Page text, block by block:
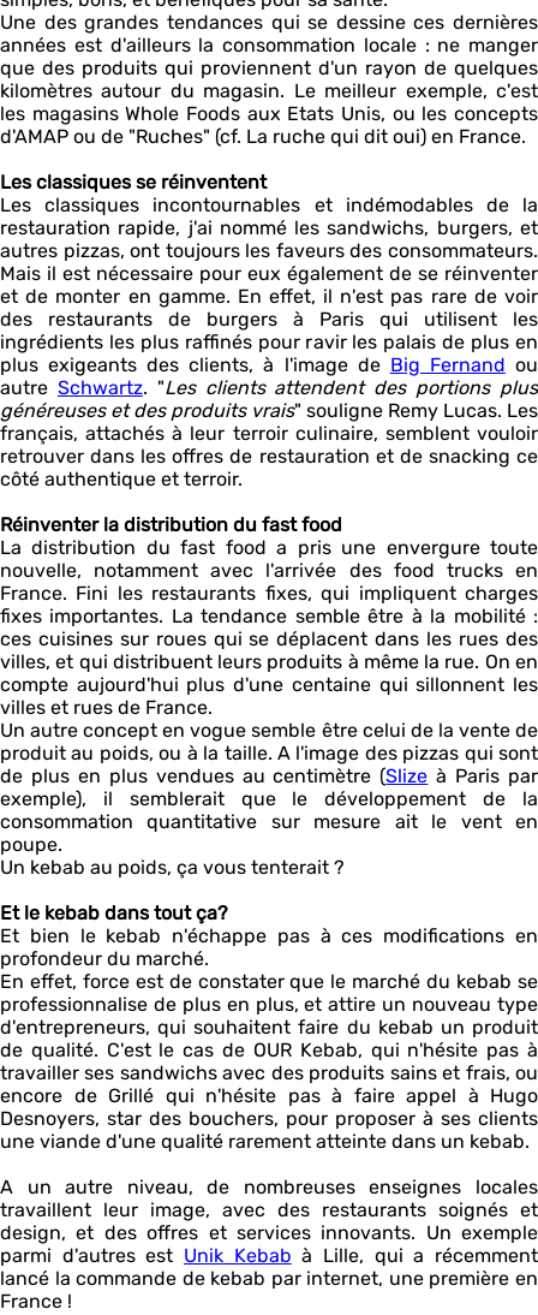
Une des grandes tendances qui se dessine ces dernières
années est d'ailleurs la consommation locale : ne manger
que des produits qui proviennent d'un rayon de quelques
kilomètres autour du magasin. Le meilleur exemple, c'est
les magasins Whole Foods aux Etats Unis, ou les concepts
d'AMAP ou de "Ruches" (cf. La ruche qui dit oui) en France.
Les classiques se réinventent
Les classiques incontournables et indémodables de la
restauration rapide, j'ai nommé les sandwichs, burgers, et
autres pizzas, ont toujours les faveurs des consommateurs.
Mais il est nécessaire pour eux également de se réinventer
et de monter en gamme. En effet, il n'est pas rare de voir
des restaurants de burgers à Paris qui utilisent les
ingrédients les plus raffinés pour ravir les palais de plus en
plus exigeants des clients, à l'image de Big Fernand ou
autre Schwartz. "Les clients attendent des portions plus
généreuses et des produits vrais" souligne Remy Lucas. Les
français, attachés à leur terroir culinaire, semblent vouloir
retrouver dans les offres de restauration et de snacking ce
côté authentique et terroir.
Réinventer la distribution du fast food
La distribution du fast food a pris une envergure toute
nouvelle, notamment avec l'arrivée des food trucks en
France. Fini les restaurants fixes, qui impliquent charges
fixes importantes. La tendance semble être à la mobilité :
ces cuisines sur roues qui se déplacent dans les rues des
villes, et qui distribuent leurs produits à même la rue. On en
compte aujourd'hui plus d'une centaine qui sillonnent les
villes et rues de France.
Un autre concept en vogue semble être celui de la vente de
produit au poids, ou à la taille. A l'image des pizzas qui sont
de plus en plus vendues au centimètre (Slize à Paris par
exemple), il semblerait que le développement de la
consommation quantitative sur mesure ait le vent en
poupe.
Un kebab au poids, ça vous tenterait ?
Et le kebab dans tout ça?
Et bien le kebab n'échappe pas à ces modifications en
profondeur du marché.
En effet, force est de constater que le marché du kebab se
professionnalise de plus en plus, et attire un nouveau type
d'entrepreneurs, qui souhaitent faire du kebab un produit
de qualité. C'est le cas de OUR Kebab, qui n'hésite pas à
travailler ses sandwichs avec des produits sains et frais, ou
encore de Grillé qui n'hésite pas à faire appel à Hugo
Desnoyers, star des bouchers, pour proposer à ses clients
une viande d'une qualité rarement atteinte dans un kebab.
A un autre niveau, de nombreuses enseignes locales
travaillent leur image, avec des restaurants soignés et
design, et des offres et services innovants. Un exemple
parmi d'autres est Unik Kebab à Lille, qui a récemment
lancé la commande de kebab par internet, une première en
France !